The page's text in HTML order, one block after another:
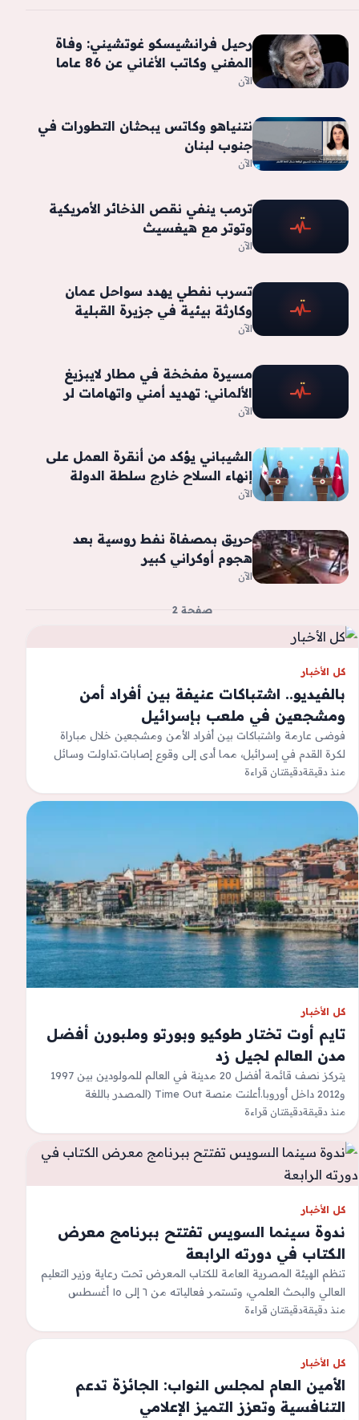
رحيل فرانشيسكو غوتشيني: وفاة
المغني وكاتب الأغاني عن 86 عاما
الآن
نتنياهو وكاتس يبحثان التطورات في
جنوب لبنان
الآن
ترمب ينفي نقص الذخائر الأمريكية
وتوتر مع هيغسيث
الآن
تسرب نفطي يهدد سواحل عمان
وكارثة بيئية في جزيرة القبلية
الآن
مسيرة مفخخة في مطار لايبزيغ
الألماني: تهديد أمني واتهامات لر
الآن
الشيباني يؤكد من أنقرة العمل على
إنهاء السلاح خارج سلطة الدولة
الآن
حريق بمصفاة نفط روسية بعد
هجوم أوكراني كبير
الآن
صفحة 2
كل الأخبار
بالفيديو.. اشتباكات عنيفة بين أفراد أمن
ومشجعين في ملعب بإسرائيل‬
فوضى عارمة واشتباكات بين أفراد الأمن ومشجعين خلال مباراة
لكرة القدم في إسرائيل، مما أدى إلى وقوع إصابات.تداولت وسائل
إعلام إسرائيلية مقاطع…
منذ دقيقةدقيقتان قراءة
كل الأخبار
تايم أوت تختار طوكيو وبورتو وملبورن أفضل
مدن العالم لجيل زد
يتركز نصف قائمة أفضل 20 مدينة في العالم للمولودين بين 1997
و2012 داخل أوروبا.أعلنت منصة Time Out (المصدر باللغة
الإنجليزية) مؤخرا عن…
منذ دقيقةدقيقتان قراءة
كل الأخبار
ندوة سينما السويس تفتتح ببرنامج معرض
الكتاب في دورته الرابعة
تنظم الهيئة المصرية العامة للكتاب المعرض تحت رعاية وزير التعليم
العالي والبحث العلمي، وتستمر فعالياته من ٦ إلى ١٥ أغسطس
الجاري، بمشاركة…
منذ دقيقةدقيقتان قراءة
كل الأخبار
الأمين العام لمجلس النواب: الجائزة تدعم
التنافسية وتعزز التميز الإعلامي